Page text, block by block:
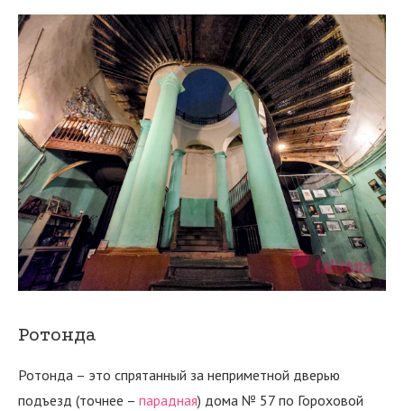
Ротонда
Ротонда – это спрятанный за неприметной дверью
подъезд (точнее – парадная) дома № 57 по Гороховой